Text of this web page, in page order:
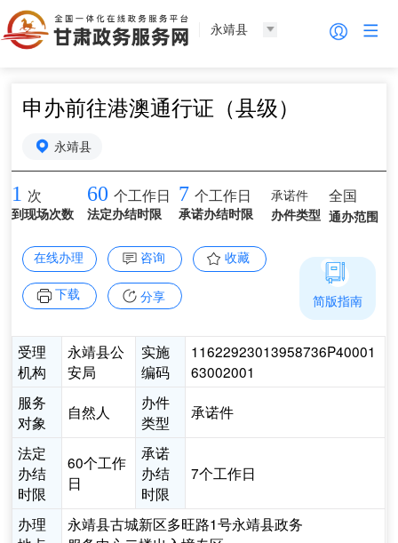
永靖县
申办前往港澳通行证（县级）
永靖县
1 次
到现场次数
60 个工作日
法定办结时限
7 个工作日
承诺办结时限
承诺件
办件类型
全国
通办范围
在线办理 咨询 收藏
下载 分享
受理
机构
永靖县公
安局
实施
编码
11622923013958736P40001
63002001
服务
对象
自然人
办件
类型
承诺件
法定
办结
时限
60个工作
日
承诺
办结
时限
7个工作日
办理
永靖县古城新区多旺路1号永靖县政务
简版指南